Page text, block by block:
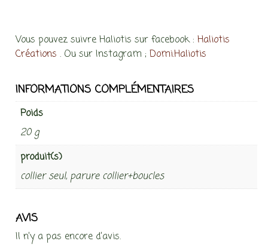
Vous pouvez suivre Haliotis sur facebook :Haliotis
Créations . Ou sur Instagram ;Domi.Haliotis
INFORMATIONS COMPLÉMENTAIRES
Poids
20 g
produit(s)
collier seul, parure collier+boucles
AVIS
Il n’y a pas encore d’avis.